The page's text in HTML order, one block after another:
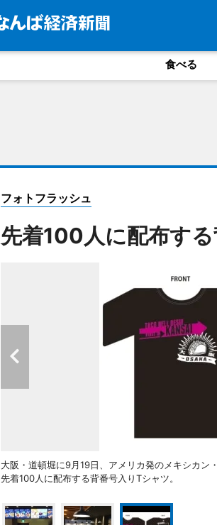
食べる
フォトフラッシュ
先着100人に配布す
大阪・道頓堀に9月19日、アメリカ発のメキシカ
先着100人に配布する背番号入りTシャツ。